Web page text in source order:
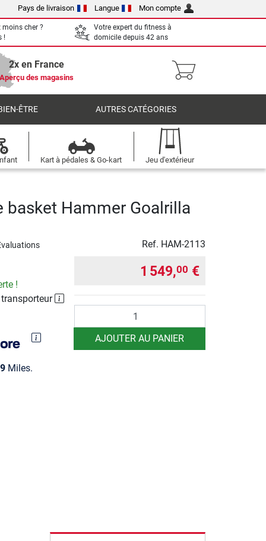
Pays de livraison Langue Mon compte
moins cher ?
!
Votre expert du fitness à
domicile depuis 42 ans
2x en France
Aperçu des magasins
ÊTRE AUTRES CATÉGORIES
Kart à pédales & Go-kart Jeu d'extérieur
basket Hammer Goalrilla
Ref. HAM-2113
!
Miles.
1 549,00 €
AJOUTER AU PANIER